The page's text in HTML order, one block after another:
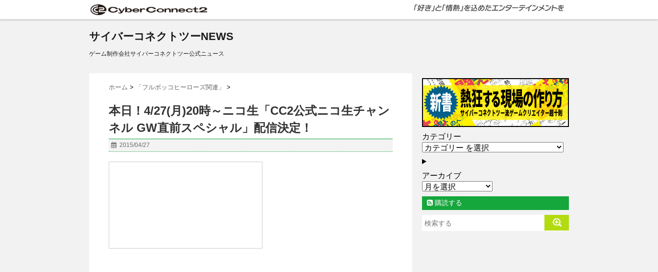
サイバーコネクトツーNEWS
ゲーム制作会社サイバーコネクトツー公式ニュース
ホーム > 「フルボッコヒーローズ関連」 >
本日！4/27(月)20時～ニコ生「CC2公式ニコ生チャン
ネル GW直前スペシャル」配信決定！
2015/04/27
カテゴリー
アーカイブ
購読する